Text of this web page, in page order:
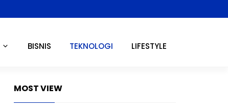
BISNIS TEKNOLOGI LIFESTYLE
MOST VIEW